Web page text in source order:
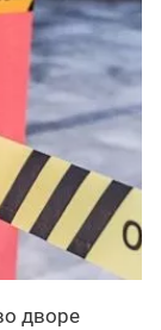
дворе